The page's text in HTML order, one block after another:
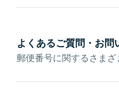
よくあるご質問・お問
郵便番号に関するさまざ